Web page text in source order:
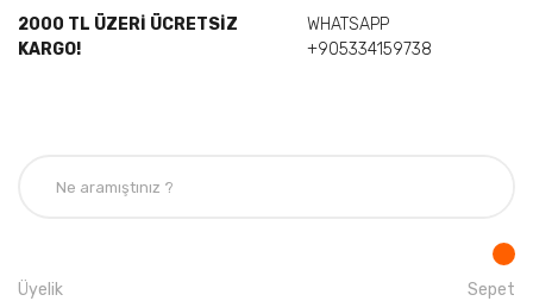
2000 TL ÜZERİ ÜCRETSİZ
KARGO!
WHATSAPP
+905334159738
Üyelik Sepet